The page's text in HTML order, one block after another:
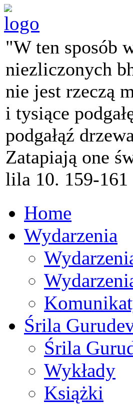
"W ten sposób
niezliczonych
nie jest rzeczą
i tysiące
podgałąź
Zatapiają one
lila 10. 159-161
Home
Wydarzenia
Śrila
Śrila
Wykłady
Książki